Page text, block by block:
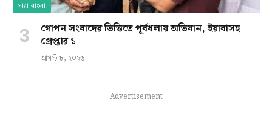
সারা বাংলা
গোপন সংবাদের ভিত্তিতে পূর্বধলায় অভিযান, ইয়াবাসহ
গ্রেপ্তার ১
আগস্ট ৮, ২০২৬
Advertisement